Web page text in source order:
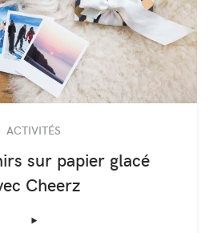
ACTIVITÉS
sur papier glacé
Cheerz
‣